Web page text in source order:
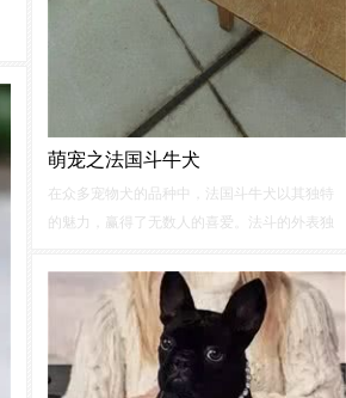
萌宠之法国斗牛犬
在众多宠物犬的品种中，法国斗牛犬以其独特
的魅力，赢得了无数人的喜爱。法斗的外表独
布满了可爱的皱褶，仿佛是岁月留下的温柔印
记。那双圆润的大眼睛，总是闪烁着好奇与灵
动的光芒，让人忍不住想要与它们对视交流。